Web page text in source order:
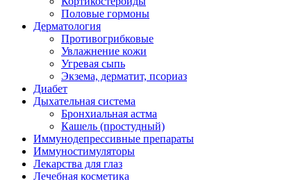
Половые гормоны
Дерматология
Противогрибковые
Увлажнение кожи
Угревая сыпь
Экзема, дерматит, псориаз
Диабет
Дыхательная система
Бронхиальная астма
Кашель (простудный)
Иммунодепрессивные препараты
Иммуностимуляторы
Лекарства для глаз
Лечебная косметика